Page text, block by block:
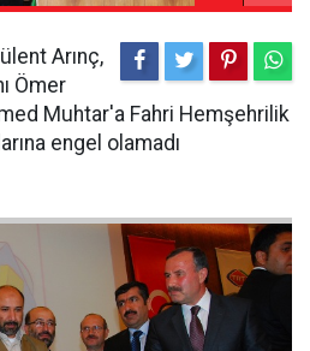
Arınç,
Ömer
Muhtar'a Fahri Hemşehrilik
engel olamadı